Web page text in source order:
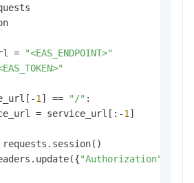
=
"<EAS_ENDPOINT>"
1] == "/" :
= service_url[:-
1]
"Authorization"